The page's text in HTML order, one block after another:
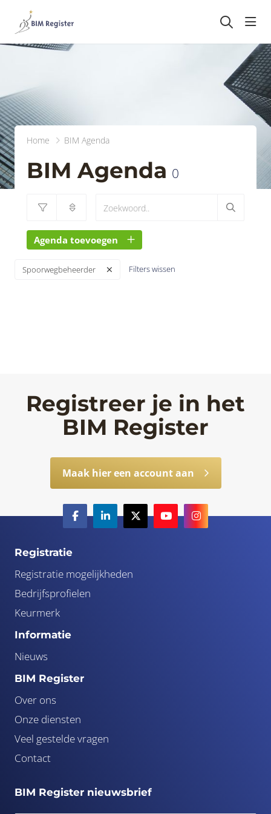
Home BIM Agenda
BIM Agenda 0
Agenda toevoegen
Spoorwegbeheerder Filters wissen
Registreer je in het
BIM Register
Maak hier een account aan
Registratie
Registratie mogelijkheden
Bedrijfsprofielen
Keurmerk
Informatie
Nieuws
BIM Register
Over ons
Onze diensten
Veel gestelde vragen
Contact
BIM Register nieuwsbrief